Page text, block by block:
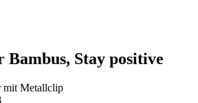
Bambus, Stay positive
mit Metallclip